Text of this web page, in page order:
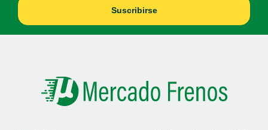
Suscribirse